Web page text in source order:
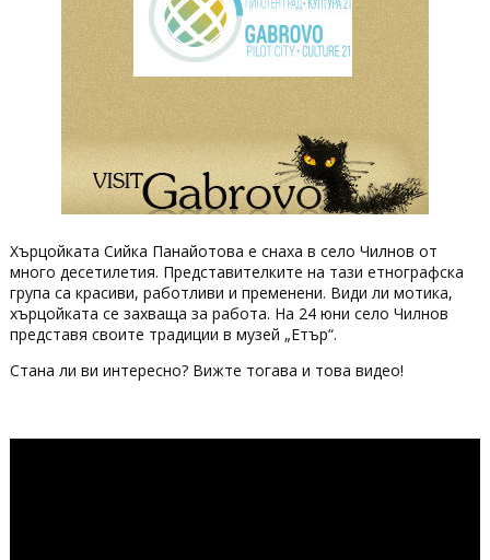
Хърцойката Сийка Панайотова е снаха в село Чилнов от
много десетилетия. Представителките на тази етнографска
група са красиви, работливи и пременени. Види ли мотика,
хърцойката се захваща за работа. На 24 юни село Чилнов
представя своите традиции в музей „Етър“.
Стана ли ви интересно? Вижте тогава и това видео!